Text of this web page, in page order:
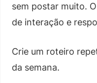
sem postar muito.
de interação e
Crie um roteiro
da semana.